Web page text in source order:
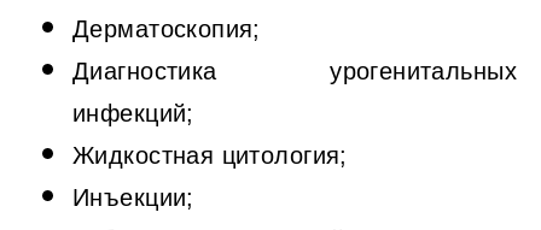
Дерматоскопия;
Диагностика урогенитальных
инфекций;
Жидкостная цитология;
Инъекции;